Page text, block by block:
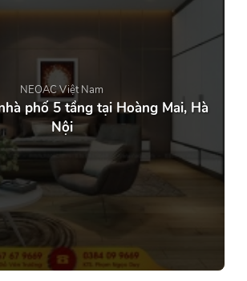
NEOAC Việt Nam
phố 5 tầng tại Hoàng Mai, Hà
Nội